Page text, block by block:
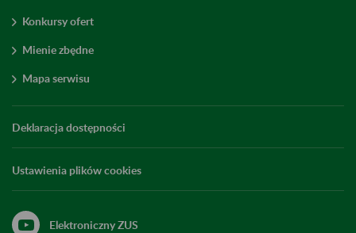
Konkursy ofert
Mienie zbędne
Mapa serwisu
Deklaracja dostępności
Ustawienia plików cookies
Elektroniczny ZUS